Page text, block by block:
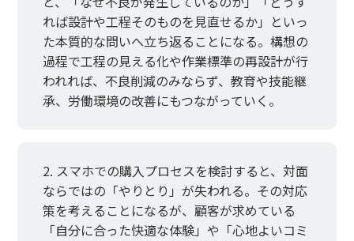
れば設計や工程そのものを見直せるか」といっ
た本質的な問いへ立ち返ることになる。構想の
過程で工程の見える化や作業標準の再設計が行
われれば、不良削減のみならず、教育や技能継
承、労働環境の改善にもつながっていく。
スマホでの購入プロセスを検討すると、対面
ならではの「やりとり」が失われる。その対応
策を考えることになるが、顧客が求めている
「自分に合った快適な体験」や「心地よいコミ